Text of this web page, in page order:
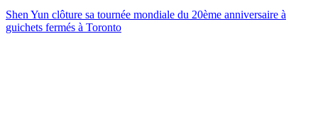
Shen Yun clôture sa tournée mondiale du 20ème anniversaire à
guichets fermés à Toronto